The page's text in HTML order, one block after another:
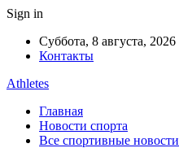
Sign in
Суббота, 8 августа, 2026
Контакты
Athletes
Главная
Новости спорта
Все спортивные новости